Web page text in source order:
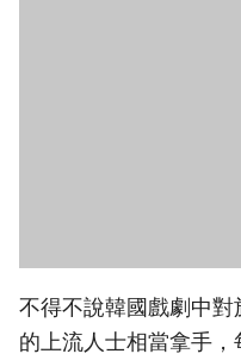
不得不說韓國戲劇中
的上流人士相當拿手，